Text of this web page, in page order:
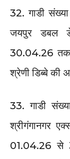
32. गाडी
जयपुर डबल
30.04.26 तक
श्रेणी डिब्बे की
33. गाडी
श्रीगंगानगर
01.04.26 से